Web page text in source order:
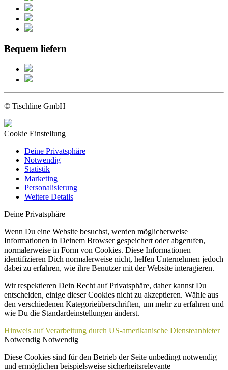
Bequem liefern
© Tischline GmbH
Cookie Einstellung
Deine Privatsphäre
Notwendig
Statistik
Marketing
Personalisierung
Weitere Details
Deine Privatsphäre
Wenn Du eine Website besuchst, werden möglicherweise
Informationen in Deinem Browser gespeichert oder abgerufen,
normalerweise in Form von Cookies. Diese Informationen
identifizieren Dich normalerweise nicht, helfen Unternehmen jedoch
dabei zu erfahren, wie ihre Benutzer mit der Website interagieren.
Wir respektieren Dein Recht auf Privatsphäre, daher kannst Du
entscheiden, einige dieser Cookies nicht zu akzeptieren. Wähle aus
den verschiedenen Kategorieüberschriften, um mehr zu erfahren und
wie Du die Standardeinstellungen änderst.
Hinweis auf Verarbeitung durch US-amerikanische Diensteanbieter
Notwendig Notwendig
Diese Cookies sind für den Betrieb der Seite unbedingt notwendig
und ermöglichen beispielsweise sicherheitsrelevante